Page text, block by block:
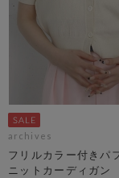
archives
フリルカラー付きパ
ニットカーディガン